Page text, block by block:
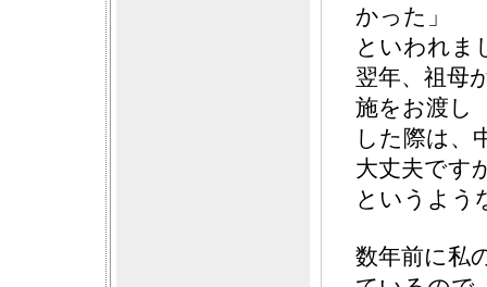
かった」
といわれま
翌年、祖母
施をお渡し
した際は、
大丈夫です
というよう
数年前に私